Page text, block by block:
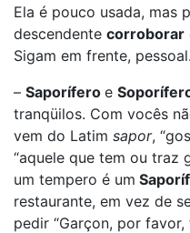
Ela é pouco usada, mas
descendente corroborar
Sigam em frente, pessoal.
– Saporífero e
tranqüilos. Com vocês
vem do Latim sapor,
“aquele que tem ou traz
um tempero é um
restaurante, em vez de
pedir “Garçon, por